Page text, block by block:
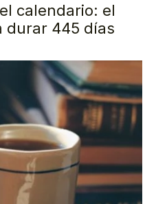
calendario: el
durar 445 días